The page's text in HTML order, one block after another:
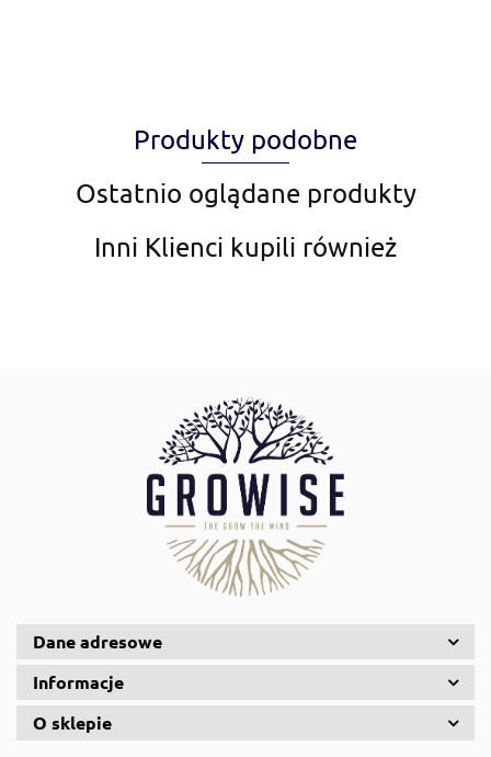
Amiplay
AquaDella
Produkty podobne
Ostatnio oglądane produkty
Inni Klienci kupili również
Dane adresowe
Informacje
O sklepie